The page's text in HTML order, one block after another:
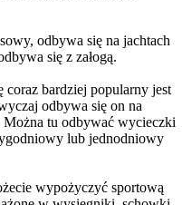
odbywa się na jachtach
się z załogą.
coraz bardziej popularny jest
odbywa się on na
Można tu odbywać wycieczki
lub jednodniowy
wypożyczyć sportową